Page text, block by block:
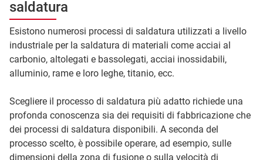
saldatura
Esistono numerosi processi di saldatura utilizzati a livello
industriale per la saldatura di materiali come acciai al
carbonio, altolegati e bassolegati, acciai inossidabili,
alluminio, rame e loro leghe, titanio, ecc.
Scegliere il processo di saldatura più adatto richiede una
profonda conoscenza sia dei requisiti di fabbricazione che
dei processi di saldatura disponibili. A seconda del
processo scelto, è possibile operare, ad esempio, sulle
dimensioni della zona di fusione o sulla velocità di